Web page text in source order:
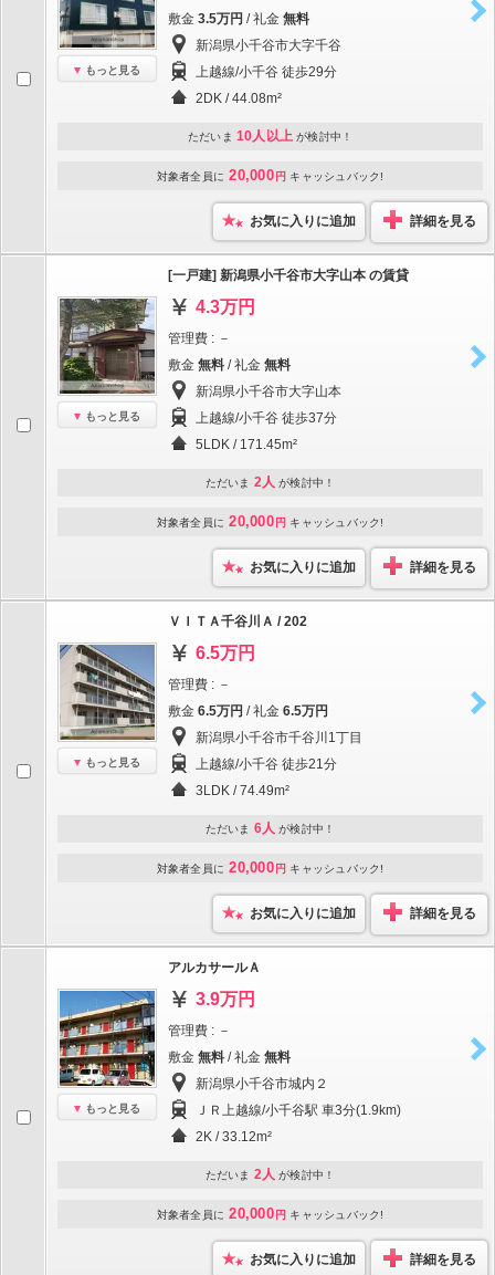
もっと見る
敷金 3.5万円 / 礼金 無料
新潟県小千谷市大字千谷
上越線/小千谷 徒歩29分
2DK / 44.08m²
ただいま 10人以上 が検討中！
対象者全員に 20,000 円 キャッシュバック!
お気に入りに追加 詳細を見る
もっと見る
[一戸建] 新潟県小千谷市大字山本 の賃貸
4.3万円
管理費 : －
敷金 無料 / 礼金 無料
新潟県小千谷市大字山本
上越線/小千谷 徒歩37分
5LDK / 171.45m²
ただいま 2人 が検討中！
対象者全員に 20,000 円 キャッシュバック!
お気に入りに追加 詳細を見る
もっと見る
ＶＩＴＡ千谷川Ａ / 202
6.5万円
管理費 : －
敷金 6.5万円 / 礼金 6.5万円
新潟県小千谷市千谷川1丁目
上越線/小千谷 徒歩21分
3LDK / 74.49m²
ただいま 6人 が検討中！
対象者全員に 20,000 円 キャッシュバック!
お気に入りに追加 詳細を見る
もっと見る
アルカサールＡ
3.9万円
管理費 : －
敷金 無料 / 礼金 無料
新潟県小千谷市城内２
ＪＲ上越線/小千谷駅 車3分(1.9km)
2K / 33.12m²
ただいま 2人 が検討中！
対象者全員に 20,000 円 キャッシュバック!
お気に入りに追加 詳細を見る